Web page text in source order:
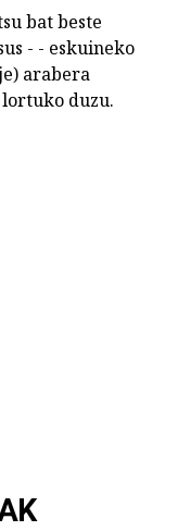
bat beste
- - eskuineko
arabera
duzu.